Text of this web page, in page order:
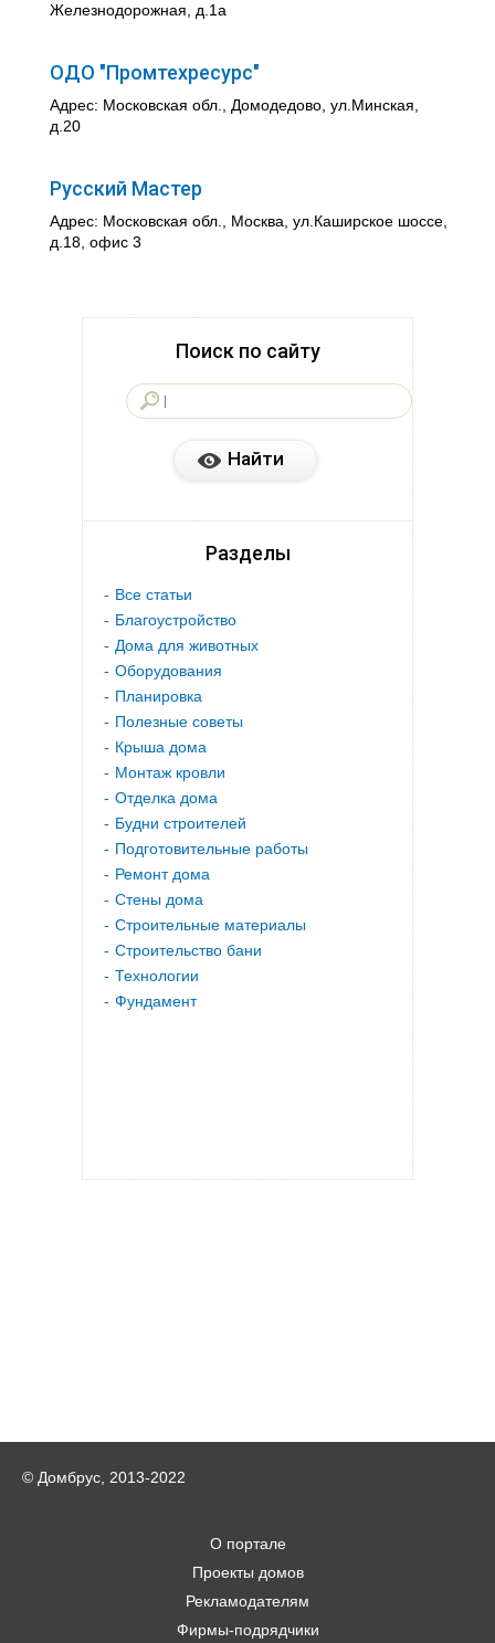
Железнодорожная, д.1а
ОДО "Промтехресурс"
Адрес: Московская обл., Домодедово, ул.Минская,
д.20
Русский Мастер
Адрес: Московская обл., Москва, ул.Каширское шоссе,
д.18, офис 3
Поиск по сайту
Разделы
Все статьи
Благоустройство
Дома для животных
Оборудования
Планировка
Полезные советы
Крыша дома
Монтаж кровли
Отделка дома
Будни строителей
Подготовительные работы
Ремонт дома
Стены дома
Строительные материалы
Строительство бани
Технологии
Фундамент
© Домбрус, 2013-2022
О портале
Проекты домов
Рекламодателям
Фирмы-подрядчики